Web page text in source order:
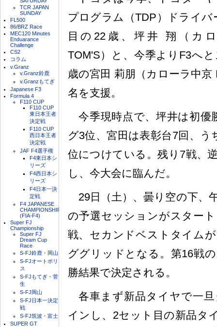
TCR JAPAN
SUNDAY
FL500
86/BRZ Race
MEC120 Minutes
Enduarance
Challenge
CS2
コラム
v.Granz
v.Granz鈴鹿
v.Granzもてぎ
Japanese F3
Formula 4
F110 CUP
F110 CUP
東日本王者
決定戦
F110 CUP
西日本王者
決定戦
JAF F4選手権
F4東日本シ
リーズ
F4西日本シ
リーズ
F4日本一決
定戦
F4 JAPANESE
CHAMPIONSHIP
(FIA-F4)
Super FJ
Championship
Super FJ
Dream Cup
Race
S-FJ鈴鹿・岡山
S-FJオートポリ
ス
S-FJもてぎ・菅
生
S-FJ岡山
S-FJ日本一決定
戦
S-FJ筑波・富士
SUPER GT
プログラム（TDP）ドライ
目の22歳、坪井 翔（カ
TOM'S）と、今季よりF3へ
歳の宮田 莉朋（カローラ中京
名を支援。
今季現時点で、坪井は初優
グ3位、宮田は表彰台7回、
位につけている。残り7戦、
し、今大会に臨んだ。
29日（土）、曇り空の下、
の予選セッションがスター
戦、セカンドベストタイム
ググリッドとなる。第16戦
勝結果で決定される。
各車まず新品タイヤで一
インし、2セット目の新品タ